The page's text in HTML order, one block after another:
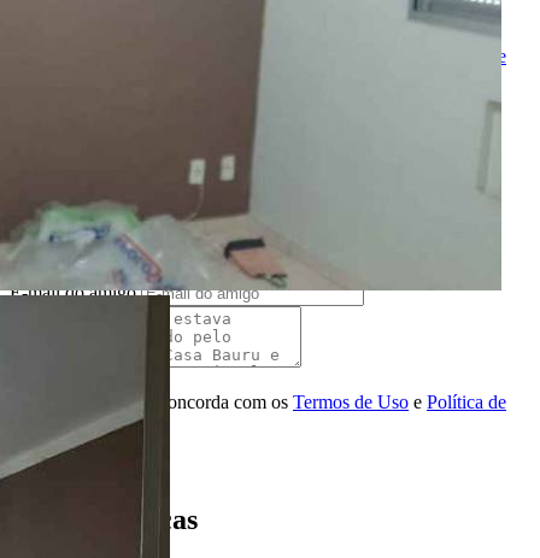
Política de
Indique este imóvel
Seu Nome
Nome do amigo
Seu e-mail
E-mail do amigo
Ao ENVIAR você concorda com os Termos de Uso e Política de
Privacidade
Enviar Indicação
Características